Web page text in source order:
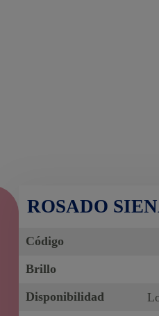
ROSADO
Código
Brillo
Disponibilidad